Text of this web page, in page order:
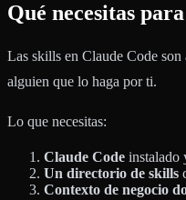
Qué necesitas
Las skills en Claude Code
alguien que lo haga por ti.
Lo que necesitas:
Claude Code instalado
Un directorio de skills
Contexto de negocio